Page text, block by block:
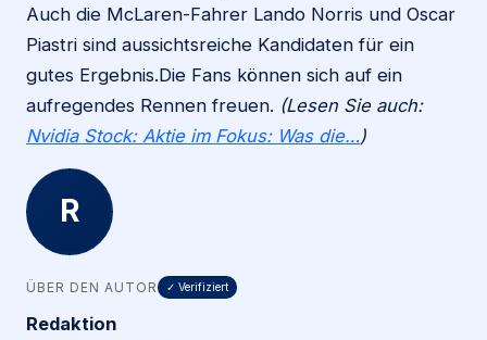
Auch die McLaren-Fahrer Lando Norris und Oscar
Piastri sind aussichtsreiche Kandidaten für ein
gutes Ergebnis.Die Fans können sich auf ein
aufregendes Rennen freuen. (Lesen Sie auch:
Nvidia Stock: Aktie im Fokus: Was die…)
R
ÜBER DEN AUTOR ✓ Verifiziert
Redaktion